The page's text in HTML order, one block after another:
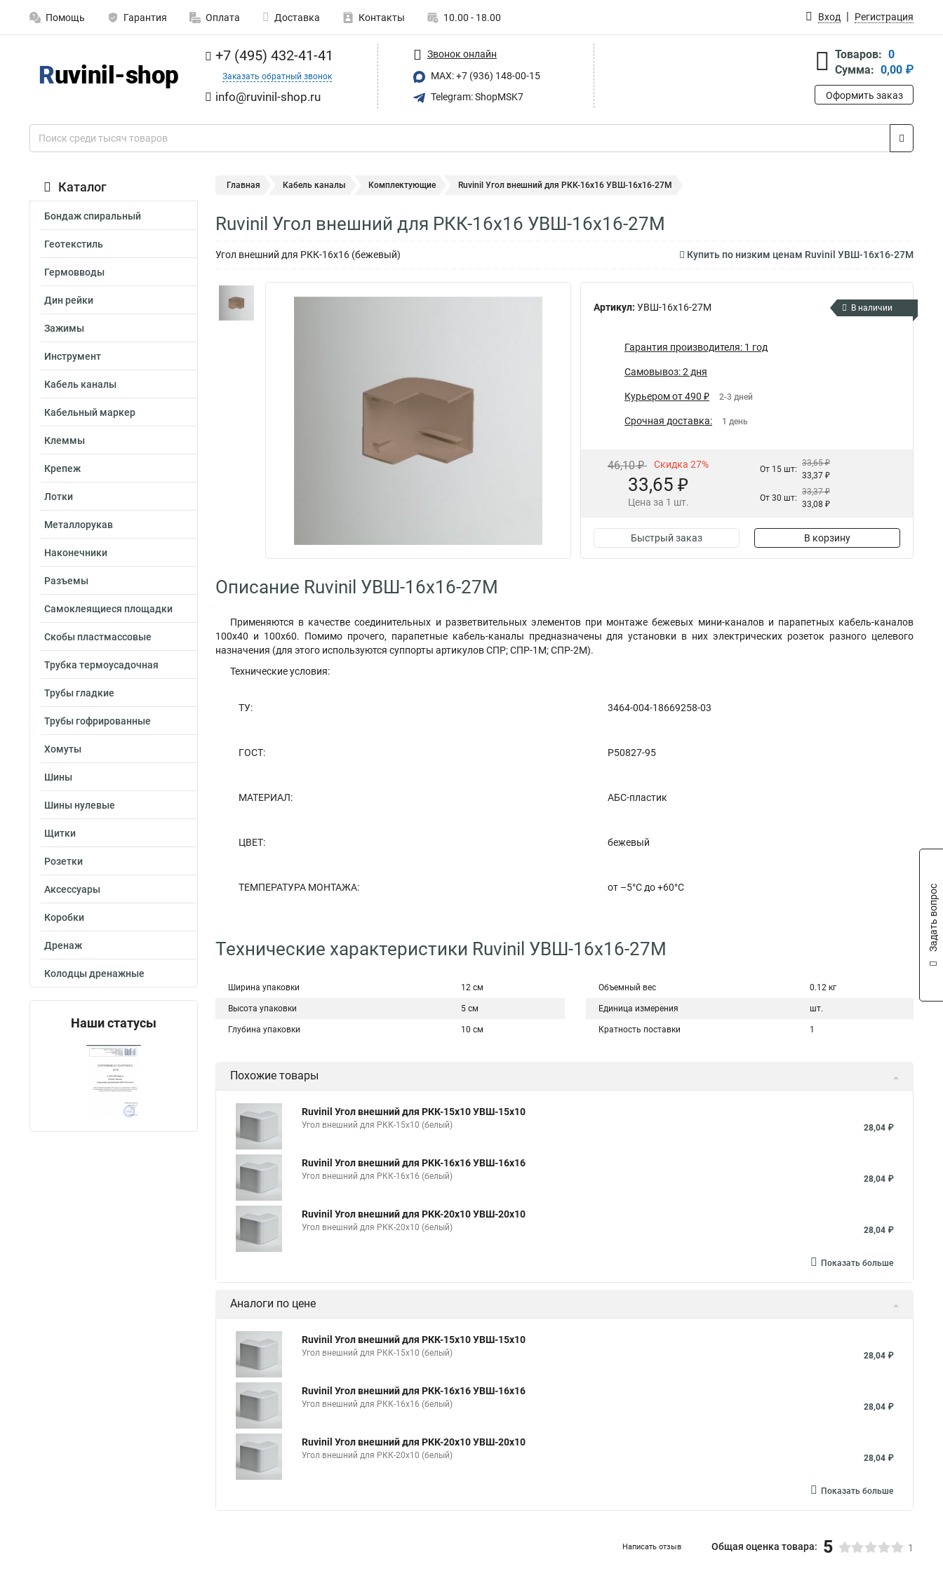
Помощь Гарантия Оплата Доставка Контакты 10.00 - 18.00 Вход Регистрация
+7 (495) 432-41-41
Заказать обратный звонок
info@ruvinil-shop.ru
Звонок онлайн
MAX: +7 (936) 148-00-15
Telegram: ShopMSK7
Товаров: 0
Сумма: 0,00 ₽
Оформить заказ
Каталог
Бондаж спиральный
Геотекстиль
Гермовводы
Дин рейки
Зажимы
Инструмент
Кабель каналы
Кабельный маркер
Клеммы
Крепеж
Лотки
Металлорукав
Наконечники
Разъемы
Самоклеящиеся площадки
Скобы пластмассовые
Трубка термоусадочная
Трубы гладкие
Трубы гофрированные
Хомуты
Шины
Шины нулевые
Щитки
Розетки
Аксессуары
Коробки
Дренаж
Колодцы дренажные
Наши статусы
Главная Кабель каналы Комплектующие Ruvinil Угол внешний для РКК-16х16 УВШ-16х16-27М
Ruvinil Угол внешний для РКК-16х16 УВШ-16х16-27М
Угол внешний для РКК-16х16 (бежевый) Купить по низким ценам Ruvinil УВШ-16х16-27М
Артикул: УВШ-16х16-27М В наличии
Гарантия производителя: 1 год
Самовывоз: 2 дня
Курьером от 490 ₽ 2-3 дней
Срочная доставка: 1 день
46,10 ₽ Скидка 27%
33,65 ₽
Цена за 1 шт.
От 15 шт:
33,65 ₽
33,37 ₽
От 30 шт:
33,37 ₽
33,08 ₽
Быстрый заказ В корзину
Описание Ruvinil УВШ-16х16-27М
Применяются в качестве соединительных и разветвительных элементов при монтаже бежевых мини-каналов и парапетных кабель-каналов
100х40 и 100х60. Помимо прочего, парапетные кабель-каналы предназначены для установки в них электрических розеток разного целевого
назначения (для этого используются суппорты артикулов СПР; СПР-1М; СПР-2М).
Технические условия:
ТУ: 3464-004-18669258-03
ГОСТ: Р50827-95
МАТЕРИАЛ: АБС-пластик
ЦВЕТ: бежевый
ТЕМПЕРАТУРА МОНТАЖА: от –5°С до +60°С
Технические характеристики Ruvinil УВШ-16х16-27М
Ширина упаковки 12 см
Высота упаковки 5 см
Глубина упаковки 10 см
Объемный вес 0.12 кг
Единица измерения шт.
Кратность поставки 1
Похожие товары
Ruvinil Угол внешний для РКК-15х10 УВШ-15х10
Угол внешний для РКК-15х10 (белый) 28,04 ₽
Ruvinil Угол внешний для РКК-16х16 УВШ-16х16
Угол внешний для РКК-16х16 (белый) 28,04 ₽
Ruvinil Угол внешний для РКК-20х10 УВШ-20х10
Угол внешний для РКК-20х10 (белый) 28,04 ₽
Показать больше
Аналоги по цене
Ruvinil Угол внешний для РКК-15х10 УВШ-15х10
Угол внешний для РКК-15х10 (белый) 28,04 ₽
Ruvinil Угол внешний для РКК-16х16 УВШ-16х16
Угол внешний для РКК-16х16 (белый) 28,04 ₽
Ruvinil Угол внешний для РКК-20х10 УВШ-20х10
Угол внешний для РКК-20х10 (белый) 28,04 ₽
Показать больше
Написать отзыв Общая оценка товара: 5 1
Задать вопрос